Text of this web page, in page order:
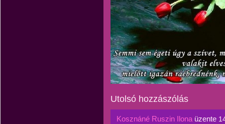
Utolsó hozzászólás
Kosznáné Ruszin Ilona üzente